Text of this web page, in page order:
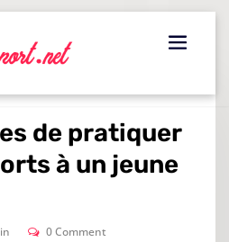
de pratiquer
à un jeune
0 Comment